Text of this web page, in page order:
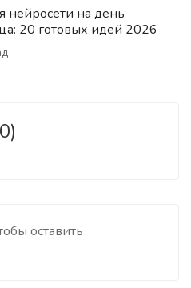
нейросети на день
20 готовых идей 2026
оставить